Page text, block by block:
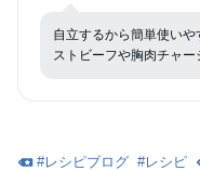
ーフ レシ
自立するから簡単使い
ストビーフや胸肉チャ
#レシピブログ #レシピ